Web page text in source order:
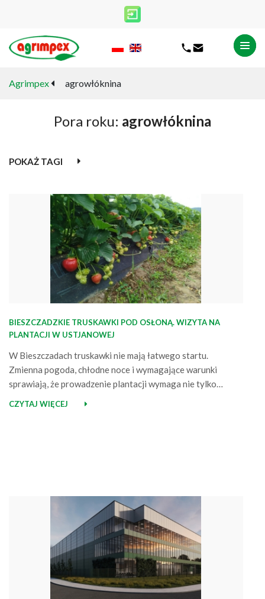
Agrimpex agrowłóknina
Pora roku: agrowłóknina
POKAŻ TAGI
BIESZCZADZKIE TRUSKAWKI POD OSŁONĄ. WIZYTA NA
PLANTACJI W USTJANOWEJ
W Bieszczadach truskawki nie mają łatwego startu.
Zmienna pogoda, chłodne noce i wymagające warunki
sprawiają, że prowadzenie plantacji wymaga nie tylko
Odwiedziliśmy plantację w Ustjanowej, prowadzoną przez
CZYTAJ WIĘCEJ